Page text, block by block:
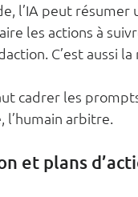
l’IA peut
les actions à
C’est aussi
cadrer les
l’humain arbitre.
et plans